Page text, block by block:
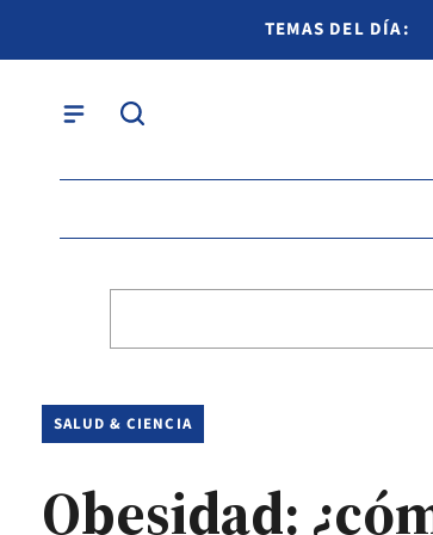
TEMAS DEL DÍA:
SALUD & CIENCIA
Obesidad: